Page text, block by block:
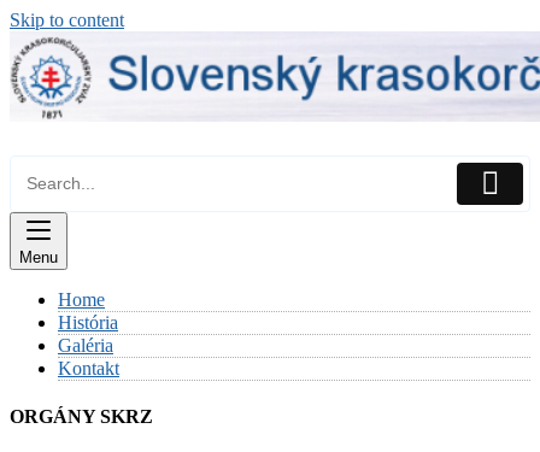
Skip to content
Menu
Home
História
Galéria
Kontakt
ORGÁNY SKRZ